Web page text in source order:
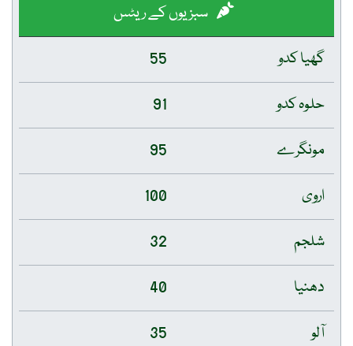
سبزیوں کے ریٹس
گھیا کدو
55
حلوہ کدو
91
مونگرے
95
اروی
100
شلجم
32
دھنیا
40
آلو
35